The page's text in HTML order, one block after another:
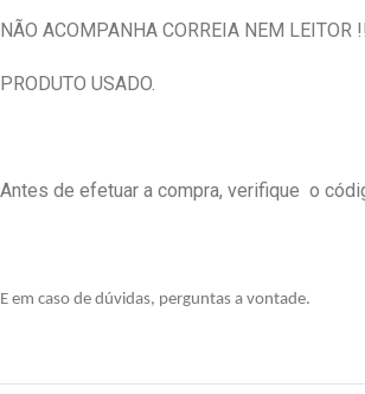
NÃO ACOMPANHA CORREIA NEM LEITOR
PRODUTO USADO.
Antes de efetuar a compra, verifique o
E em caso de dúvidas, perguntas a vontade.